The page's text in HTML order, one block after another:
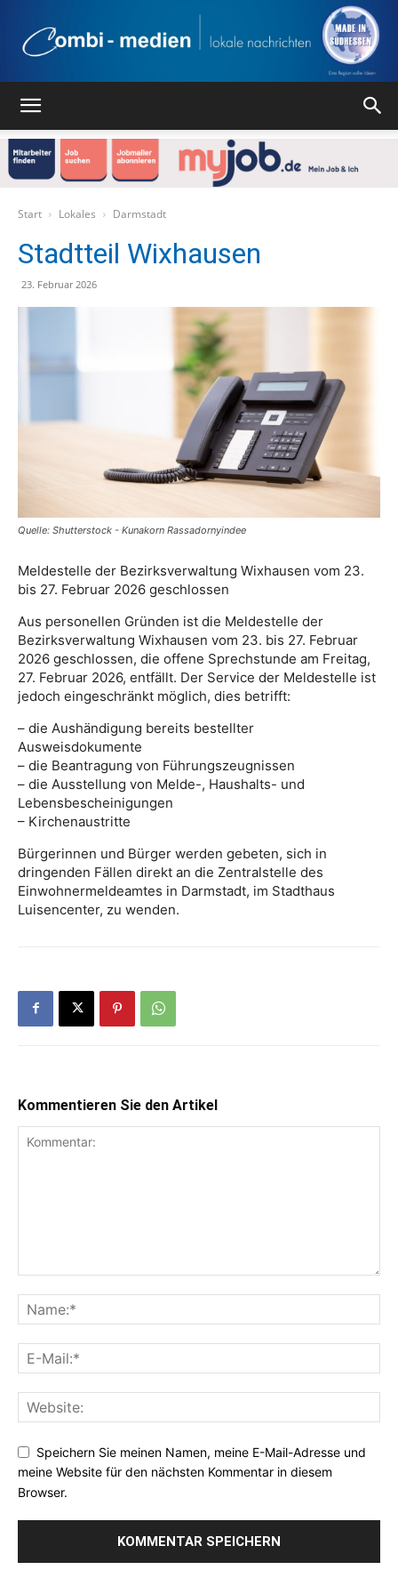
Start Lokales Darmstadt
Stadtteil Wixhausen
23. Februar 2026
Quelle: Shutterstock - Kunakorn Rassadornyindee
Meldestelle der Bezirksverwaltung Wixhausen vom 23.
bis 27. Februar 2026 geschlossen
Aus personellen Gründen ist die Meldestelle der
Bezirksverwaltung Wixhausen vom 23. bis 27. Februar
2026 geschlossen, die offene Sprechstunde am Freitag,
27. Februar 2026, entfällt. Der Service der Meldestelle ist
jedoch eingeschränkt möglich, dies betrifft:
– die Aushändigung bereits bestellter
Ausweisdokumente
– die Beantragung von Führungszeugnissen
– die Ausstellung von Melde-, Haushalts- und
Lebensbescheinigungen
– Kirchenaustritte
Bürgerinnen und Bürger werden gebeten, sich in
dringenden Fällen direkt an die Zentralstelle des
Einwohnermeldeamtes in Darmstadt, im Stadthaus
Luisencenter, zu wenden.
Kommentieren Sie den Artikel
Speichern Sie meinen Namen, meine E-Mail-Adresse und
meine Website für den nächsten Kommentar in diesem
Browser.